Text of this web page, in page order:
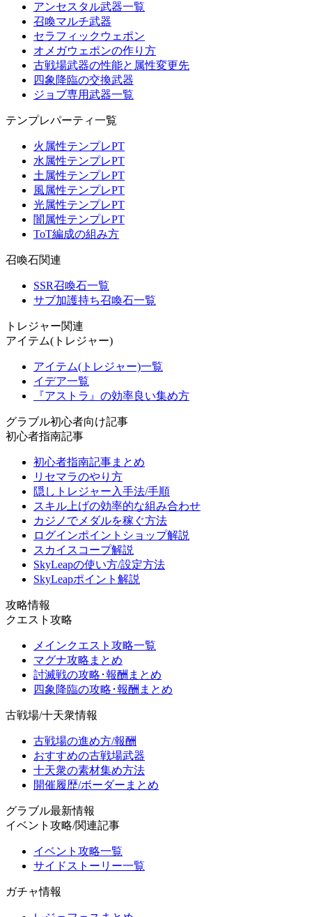
アンセスタル武器一覧
召喚マルチ武器
セラフィックウェポン
オメガウェポンの作り方
古戦場武器の性能と属性変更先
四象降臨の交換武器
ジョブ専用武器一覧
テンプレパーティ一覧
火属性テンプレPT
水属性テンプレPT
土属性テンプレPT
風属性テンプレPT
光属性テンプレPT
闇属性テンプレPT
ToT編成の組み方
召喚石関連
SSR召喚石一覧
サブ加護持ち召喚石一覧
トレジャー関連
アイテム(トレジャー)
アイテム(トレジャー)一覧
イデア一覧
『アストラ』の効率良い集め方
グラブル初心者向け記事
初心者指南記事
初心者指南記事まとめ
リセマラのやり方
隠しトレジャー入手法/手順
スキル上げの効率的な組み合わせ
カジノでメダルを稼ぐ方法
ログインポイントショップ解説
スカイスコープ解説
SkyLeapの使い方/設定方法
SkyLeapポイント解説
攻略情報
クエスト攻略
メインクエスト攻略一覧
マグナ攻略まとめ
討滅戦の攻略･報酬まとめ
四象降臨の攻略･報酬まとめ
古戦場/十天衆情報
古戦場の進め方/報酬
おすすめの古戦場武器
十天衆の素材集め方法
開催履歴/ボーダーまとめ
グラブル最新情報
イベント攻略/関連記事
イベント攻略一覧
サイドストーリー一覧
ガチャ情報